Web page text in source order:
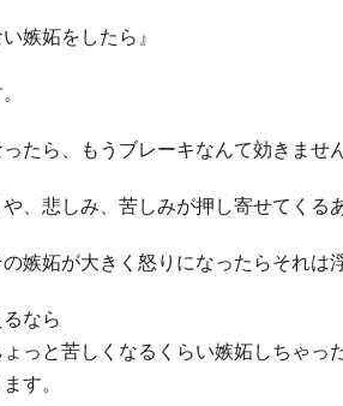
嫉妬をしたら』
たら、もうブレーキなんて効きませ
、悲しみ、苦しみが押し寄せてくる
嫉妬が大きく怒りになったらそれは
なら
ょっと苦しくなるくらい嫉妬しちゃ
す。